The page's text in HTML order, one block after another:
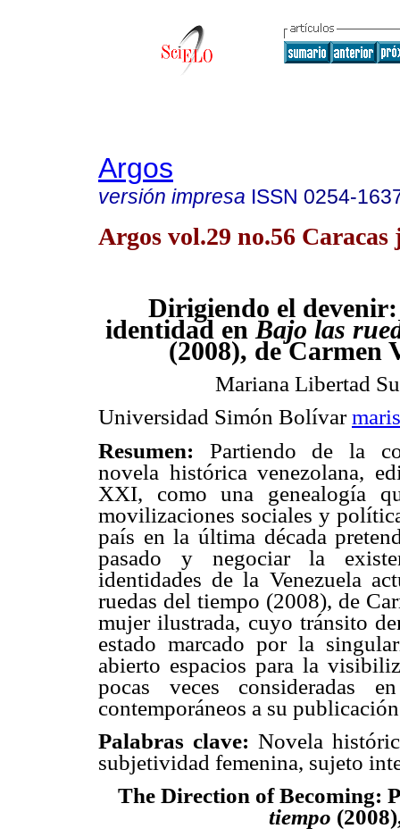
Argos
versión impresa ISSN 0254-
Argos vol.29 no.56 Caracas
Dirigiendo el devenir:
identidad enBajo las
(2008), de Carmen
Mariana Libertad
Universidad Simón Bolívar
Resumen: Partiendo de la
novela histórica venezolana,
XXI, como una genealogía
movilizaciones sociales y
país en la última década
pasado y negociar la
identidades de la Venezuela
ruedas del tiempo (2008), de
mujer ilustrada, cuyo tránsito
estado marcado por la
abierto espacios para la
pocas veces consideradas
contemporáneos a su
Palabras clave: Novela
subjetividad femenina, sujeto
The Direction of Becoming:
tiempo